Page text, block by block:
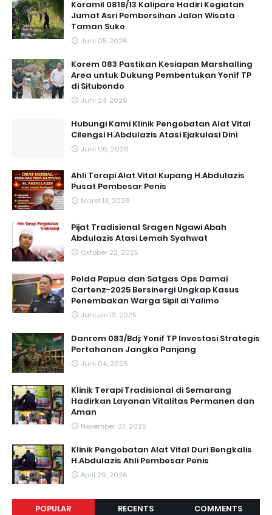
Koramil 0818/13 Kalipare Hadiri Kegiatan
Jumat Asri Pembersihan Jalan Wisata
Taman Suko
Juni 05, 2026
Korem 083 Pastikan Kesiapan Marshalling
Area untuk Dukung Pembentukan Yonif TP
di Situbondo
Juni 24, 2026
Hubungi Kami Klinik Pengobatan Alat Vital
Cilengsi H.Abdulazis Atasi Ejakulasi Dini
Juni 06, 2026
Ahli Terapi Alat Vital Kupang H.Abdulazis
Pusat Pembesar Penis
Maret 13, 2026
Pijat Tradisional Sragen Ngawi Abah
Abdulazis Atasi Lemah Syahwat
Oktober 22, 2025
Polda Papua dan Satgas Ops Damai
Cartenz-2025 Bersinergi Ungkap Kasus
Penembakan Warga Sipil di Yalimo
Januari 13, 2025
Danrem 083/Bdj: Yonif TP Investasi Strategis
Pertahanan Jangka Panjang
Juni 04, 2026
Klinik Terapi Tradisional di Semarang
Hadirkan Layanan Vitalitas Permanen dan
Aman
November 07, 2025
Klinik Pengobatan Alat Vital Duri Bengkalis
H.Abdulazis Ahli Pembesar Penis
April 29, 2026
POPULAR RECENTS COMMENTS